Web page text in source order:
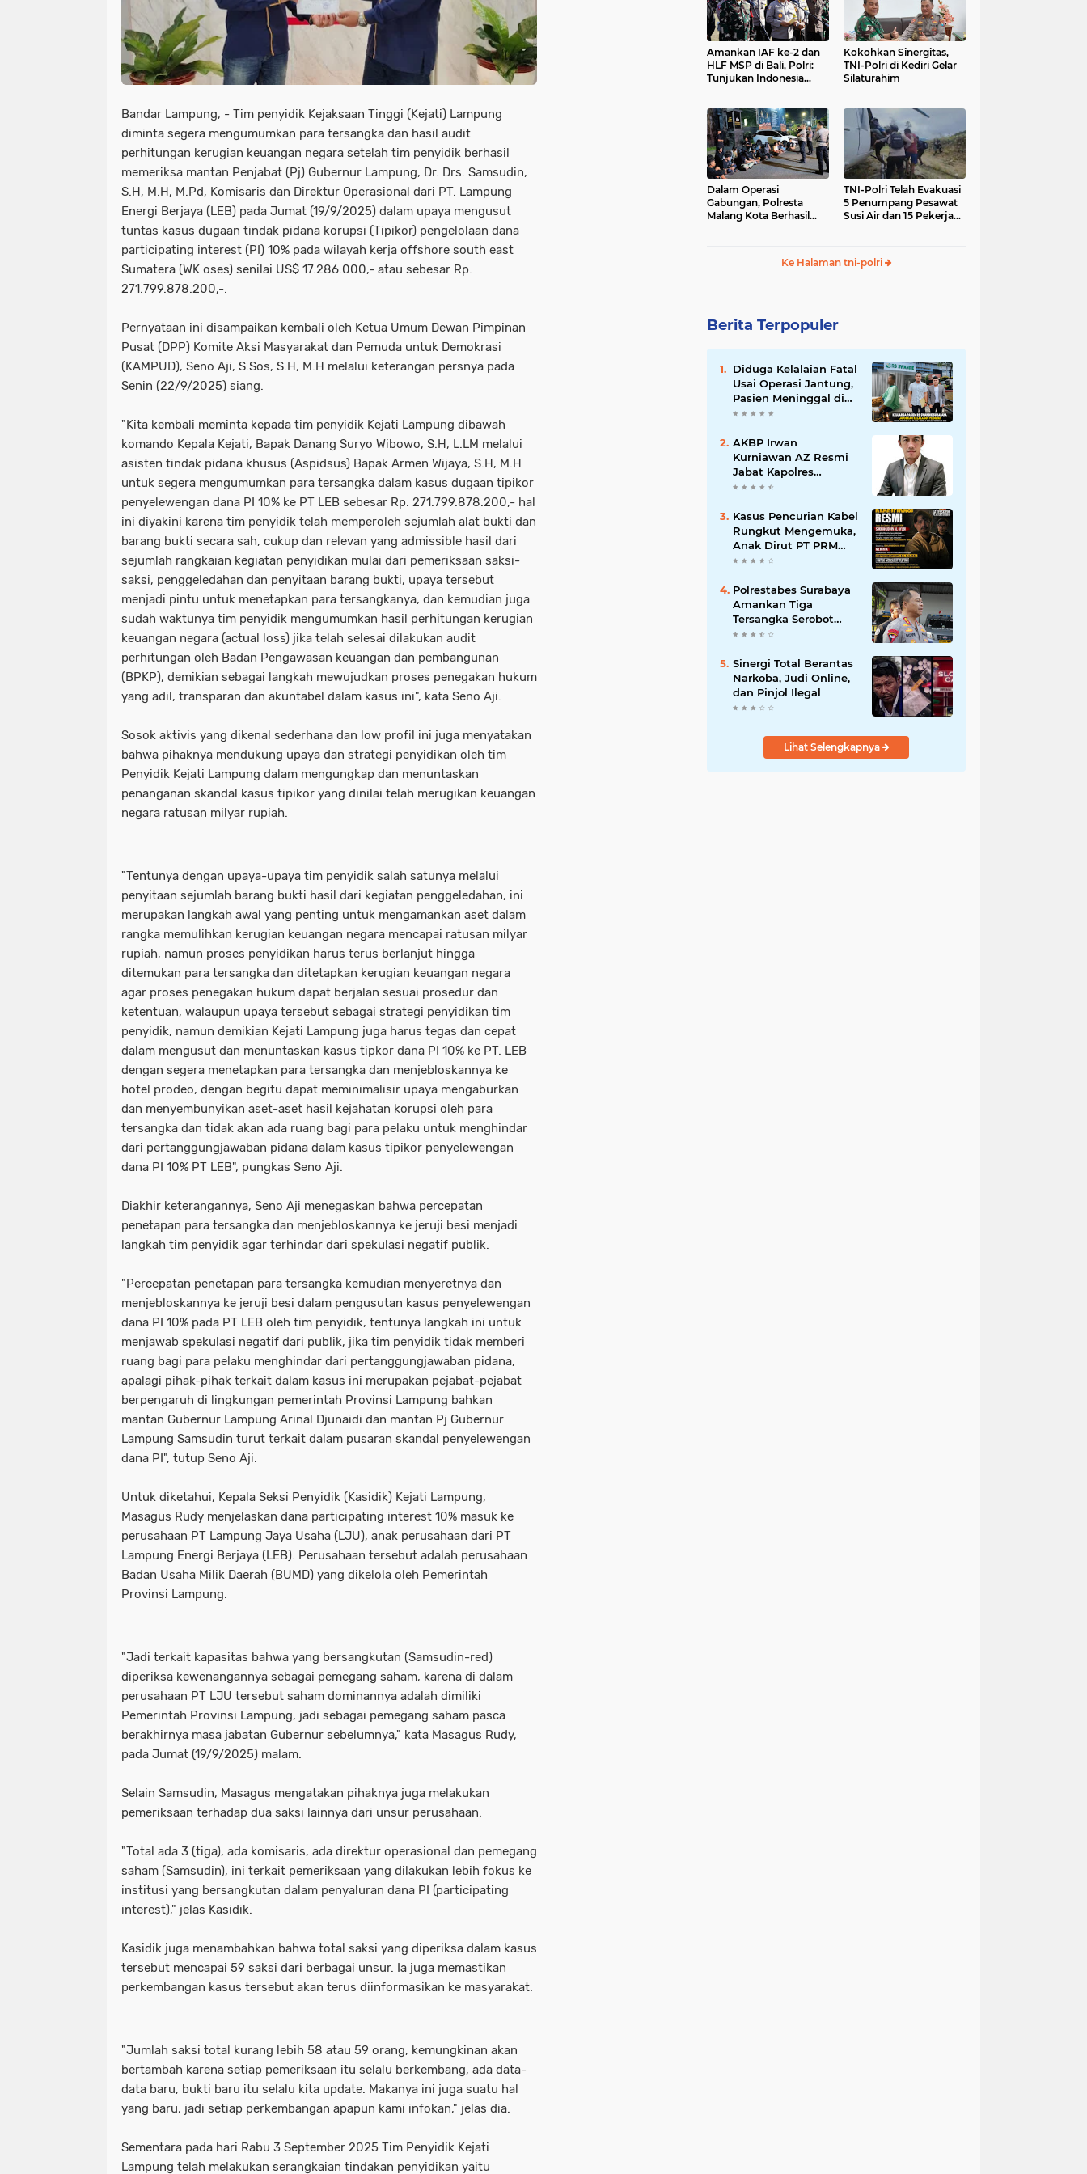
Bandar Lampung, - Tim penyidik Kejaksaan Tinggi (Kejati) Lampung
diminta segera mengumumkan para tersangka dan hasil audit
perhitungan kerugian keuangan negara setelah tim penyidik berhasil
memeriksa mantan Penjabat (Pj) Gubernur Lampung, Dr. Drs. Samsudin,
S.H, M.H, M.Pd, Komisaris dan Direktur Operasional dari PT. Lampung
Energi Berjaya (LEB) pada Jumat (19/9/2025) dalam upaya mengusut
tuntas kasus dugaan tindak pidana korupsi (Tipikor) pengelolaan dana
participating interest (PI) 10% pada wilayah kerja offshore south east
Sumatera (WK oses) senilai US$ 17.286.000,- atau sebesar Rp.
271.799.878.200,-.
Pernyataan ini disampaikan kembali oleh Ketua Umum Dewan Pimpinan
Pusat (DPP) Komite Aksi Masyarakat dan Pemuda untuk Demokrasi
(KAMPUD), Seno Aji, S.Sos, S.H, M.H melalui keterangan persnya pada
Senin (22/9/2025) siang.
"Kita kembali meminta kepada tim penyidik Kejati Lampung dibawah
komando Kepala Kejati, Bapak Danang Suryo Wibowo, S.H, L.LM melalui
asisten tindak pidana khusus (Aspidsus) Bapak Armen Wijaya, S.H, M.H
untuk segera mengumumkan para tersangka dalam kasus dugaan tipikor
penyelewengan dana PI 10% ke PT LEB sebesar Rp. 271.799.878.200,- hal
ini diyakini karena tim penyidik telah memperoleh sejumlah alat bukti dan
barang bukti secara sah, cukup dan relevan yang admissible hasil dari
sejumlah rangkaian kegiatan penyidikan mulai dari pemeriksaan saksi-
saksi, penggeledahan dan penyitaan barang bukti, upaya tersebut
menjadi pintu untuk menetapkan para tersangkanya, dan kemudian juga
sudah waktunya tim penyidik mengumumkan hasil perhitungan kerugian
keuangan negara (actual loss) jika telah selesai dilakukan audit
perhitungan oleh Badan Pengawasan keuangan dan pembangunan
(BPKP), demikian sebagai langkah mewujudkan proses penegakan hukum
yang adil, transparan dan akuntabel dalam kasus ini", kata Seno Aji.
Sosok aktivis yang dikenal sederhana dan low profil ini juga menyatakan
bahwa pihaknya mendukung upaya dan strategi penyidikan oleh tim
Penyidik Kejati Lampung dalam mengungkap dan menuntaskan
penanganan skandal kasus tipikor yang dinilai telah merugikan keuangan
negara ratusan milyar rupiah.
"Tentunya dengan upaya-upaya tim penyidik salah satunya melalui
penyitaan sejumlah barang bukti hasil dari kegiatan penggeledahan, ini
merupakan langkah awal yang penting untuk mengamankan aset dalam
rangka memulihkan kerugian keuangan negara mencapai ratusan milyar
rupiah, namun proses penyidikan harus terus berlanjut hingga
ditemukan para tersangka dan ditetapkan kerugian keuangan negara
agar proses penegakan hukum dapat berjalan sesuai prosedur dan
ketentuan, walaupun upaya tersebut sebagai strategi penyidikan tim
penyidik, namun demikian Kejati Lampung juga harus tegas dan cepat
dalam mengusut dan menuntaskan kasus tipkor dana PI 10% ke PT. LEB
dengan segera menetapkan para tersangka dan menjebloskannya ke
hotel prodeo, dengan begitu dapat meminimalisir upaya mengaburkan
dan menyembunyikan aset-aset hasil kejahatan korupsi oleh para
tersangka dan tidak akan ada ruang bagi para pelaku untuk menghindar
dari pertanggungjawaban pidana dalam kasus tipikor penyelewengan
dana PI 10% PT LEB", pungkas Seno Aji.
Diakhir keterangannya, Seno Aji menegaskan bahwa percepatan
penetapan para tersangka dan menjebloskannya ke jeruji besi menjadi
langkah tim penyidik agar terhindar dari spekulasi negatif publik.
"Percepatan penetapan para tersangka kemudian menyeretnya dan
menjebloskannya ke jeruji besi dalam pengusutan kasus penyelewengan
dana PI 10% pada PT LEB oleh tim penyidik, tentunya langkah ini untuk
menjawab spekulasi negatif dari publik, jika tim penyidik tidak memberi
ruang bagi para pelaku menghindar dari pertanggungjawaban pidana,
apalagi pihak-pihak terkait dalam kasus ini merupakan pejabat-pejabat
berpengaruh di lingkungan pemerintah Provinsi Lampung bahkan
mantan Gubernur Lampung Arinal Djunaidi dan mantan Pj Gubernur
Lampung Samsudin turut terkait dalam pusaran skandal penyelewengan
dana PI", tutup Seno Aji.
Untuk diketahui, Kepala Seksi Penyidik (Kasidik) Kejati Lampung,
Masagus Rudy menjelaskan dana participating interest 10% masuk ke
perusahaan PT Lampung Jaya Usaha (LJU), anak perusahaan dari PT
Lampung Energi Berjaya (LEB). Perusahaan tersebut adalah perusahaan
Badan Usaha Milik Daerah (BUMD) yang dikelola oleh Pemerintah
Provinsi Lampung.
"Jadi terkait kapasitas bahwa yang bersangkutan (Samsudin-red)
diperiksa kewenangannya sebagai pemegang saham, karena di dalam
perusahaan PT LJU tersebut saham dominannya adalah dimiliki
Pemerintah Provinsi Lampung, jadi sebagai pemegang saham pasca
berakhirnya masa jabatan Gubernur sebelumnya," kata Masagus Rudy,
pada Jumat (19/9/2025) malam.
Selain Samsudin, Masagus mengatakan pihaknya juga melakukan
pemeriksaan terhadap dua saksi lainnya dari unsur perusahaan.
"Total ada 3 (tiga), ada komisaris, ada direktur operasional dan pemegang
saham (Samsudin), ini terkait pemeriksaan yang dilakukan lebih fokus ke
institusi yang bersangkutan dalam penyaluran dana PI (participating
interest)," jelas Kasidik.
Kasidik juga menambahkan bahwa total saksi yang diperiksa dalam kasus
tersebut mencapai 59 saksi dari berbagai unsur. Ia juga memastikan
perkembangan kasus tersebut akan terus diinformasikan ke masyarakat.
"Jumlah saksi total kurang lebih 58 atau 59 orang, kemungkinan akan
bertambah karena setiap pemeriksaan itu selalu berkembang, ada data-
data baru, bukti baru itu selalu kita update. Makanya ini juga suatu hal
yang baru, jadi setiap perkembangan apapun kami infokan," jelas dia.
Sementara pada hari Rabu 3 September 2025 Tim Penyidik Kejati
Lampung telah melakukan serangkaian tindakan penyidikan yaitu
Amankan IAF ke-2 dan
HLF MSP di Bali, Polri:
Tunjukan Indonesia
Kokohkan Sinergitas,
TNI-Polri di Kediri Gelar
Silaturahim
Dalam Operasi
Gabungan, Polresta
Malang Kota Berhasil
TNI-Polri Telah Evakuasi
5 Penumpang Pesawat
Susi Air dan 15 Pekerja
Ke Halaman tni-polri
Berita Terpopuler
Diduga Kelalaian Fatal
Usai Operasi Jantung,
Pasien Meninggal di
Ruang ICU, Keluarga
Soewandhie
Bertanggung Jawab
AKBP Irwan
Kurniawan AZ Resmi
Jabat Kapolres
Pelabuhan Tanjung
Redaksi
HarianMataBerita.com
Sampaikan Ucapan
Selamat
Kasus Pencurian Kabel
Rungkut Mengemuka,
Anak Dirut PT PRM
Minta Satreskrim
Usut Hingga Tuntas
Polrestabes Surabaya
Amankan Tiga
Tersangka Serobot
Ruko di Ngagel
Sinergi Total Berantas
Narkoba, Judi Online,
dan Pinjol Ilegal
Lihat Selengkapnya